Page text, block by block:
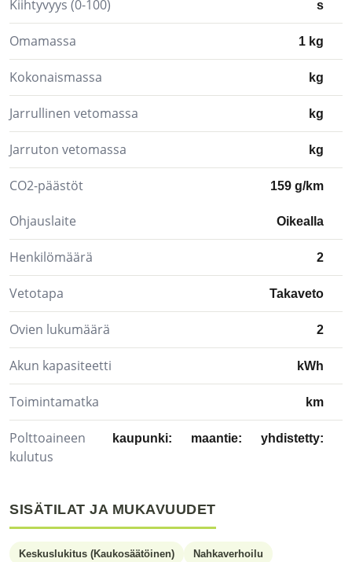
Kiihtyvyys (0-100) s
Omamassa 1 kg
Kokonaismassa kg
Jarrullinen vetomassa kg
Jarruton vetomassa kg
CO2-päästöt 159 g/km
Ohjauslaite Oikealla
Henkilömäärä 2
Vetotapa Takaveto
Ovien lukumäärä 2
Akun kapasiteetti kWh
Toimintamatka km
Polttoaineen
kulutus
kaupunki: maantie: yhdistetty:
SISÄTILAT JA MUKAVUUDET
Keskuslukitus (Kaukosäätöinen) Nahkaverhoilu